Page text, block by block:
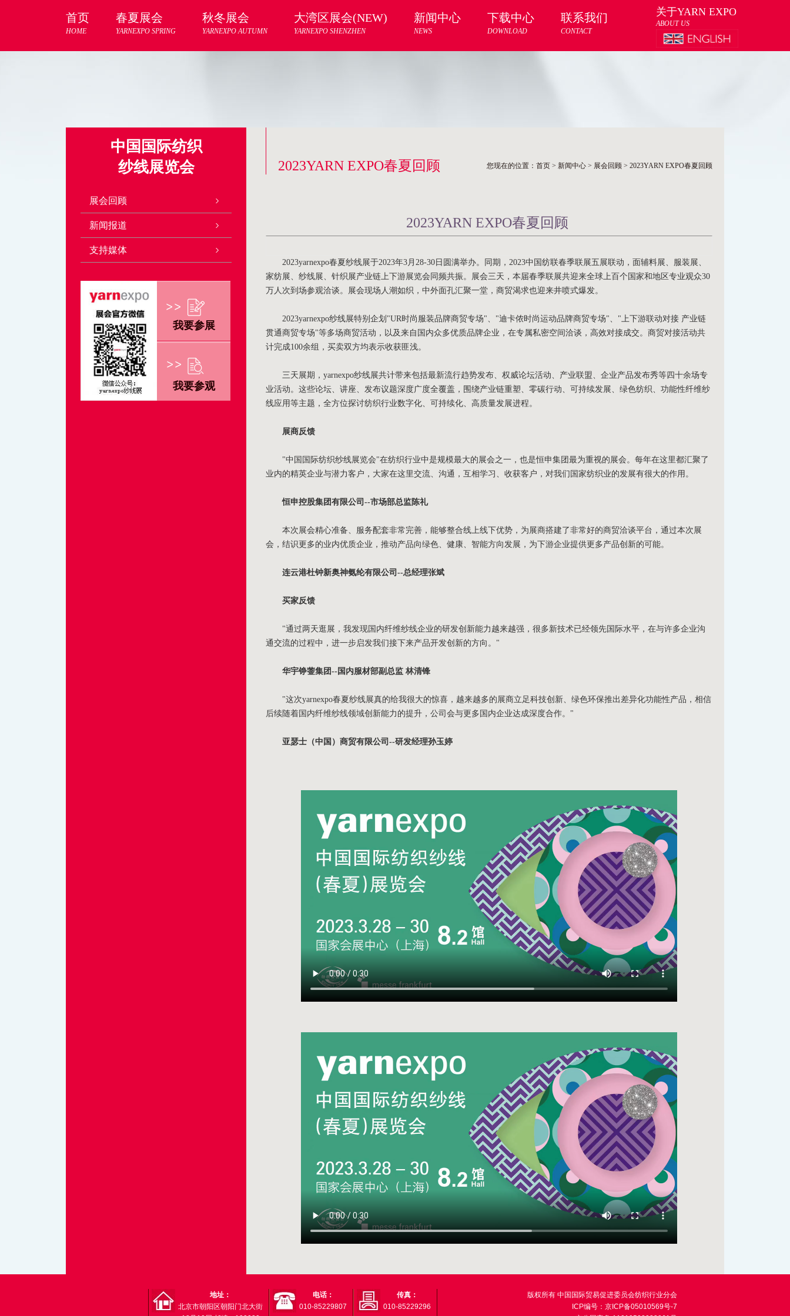
首页
HOME
春夏展会
YARNEXPO SPRING
秋冬展会
YARNEXPO AUTUMN
大湾区展会(NEW)
YARNEXPO SHENZHEN
新闻中心
NEWS
下载中心
DOWNLOAD
联系我们
CONTACT
关于YARN EXPO
ABOUT US
中国国际纺织
纱线展览会
展会回顾
新闻报道
支持媒体
我要参展
我要参观
2023YARN EXPO春夏回顾 您现在的位置： 首页 > 新闻中心 > 展会回顾 > 2023YARN EXPO春夏回顾
2023YARN EXPO春夏回顾
2023yarnexpo春夏纱线展于2023年3月28-30日圆满举办。同期，2023中国纺联春季联展五展联动，面辅料展、服装展、
家纺展、纱线展、针织展产业链上下游展览会同频共振。展会三天，本届春季联展共迎来全球上百个国家和地区专业观众30
万人次到场参观洽谈。展会现场人潮如织，中外面孔汇聚一堂，商贸渴求也迎来井喷式爆发。
2023yarnexpo纱线展特别企划"UR时尚服装品牌商贸专场"、"迪卡侬时尚运动品牌商贸专场"、"上下游联动对接 产业链
贯通商贸专场"等多场商贸活动，以及来自国内众多优质品牌企业，在专属私密空间洽谈，高效对接成交。商贸对接活动共
计完成100余组，买卖双方均表示收获匪浅。
三天展期，yarnexpo纱线展共计带来包括最新流行趋势发布、权威论坛活动、产业联盟、企业产品发布秀等四十余场专
业活动。这些论坛、讲座、发布议题深度广度全覆盖，围绕产业链重塑、零碳行动、可持续发展、绿色纺织、功能性纤维纱
线应用等主题，全方位探讨纺织行业数字化、可持续化、高质量发展进程。
展商反馈
"中国国际纺织纱线展览会"在纺织行业中是规模最大的展会之一，也是恒申集团最为重视的展会。每年在这里都汇聚了
业内的精英企业与潜力客户，大家在这里交流、沟通，互相学习、收获客户，对我们国家纺织业的发展有很大的作用。
恒申控股集团有限公司 --市场部总监陈礼
本次展会精心准备、服务配套非常完善，能够整合线上线下优势，为展商搭建了非常好的商贸洽谈平台，通过本次展
会，结识更多的业内优质企业，推动产品向绿色、健康、智能方向发展，为下游企业提供更多产品创新的可能。
连云港杜钟新奥神氨纶有限公司 --总经理张斌
买家反馈
"通过两天逛展，我发现国内纤维纱线企业的研发创新能力越来越强，很多新技术已经领先国际水平，在与许多企业沟
通交流的过程中，进一步启发我们接下来产品开发创新的方向。"
华宇铮蓥集团--国内服材部副总监 林清锋
"这次yarnexpo春夏纱线展真的给我很大的惊喜，越来越多的展商立足科技创新、绿色环保推出差异化功能性产品，相信
后续随着国内纤维纱线领域创新能力的提升，公司会与更多国内企业达成深度合作。"
亚瑟士（中国）商贸有限公司--研发经理孙玉婷
地址：
北京市朝阳区朝阳门北大街
电话：
010-85229807
传真：
010-85229296
版权所有 中国国际贸易促进委员会纺织行业分会
ICP编号：京ICP备05010569号-7